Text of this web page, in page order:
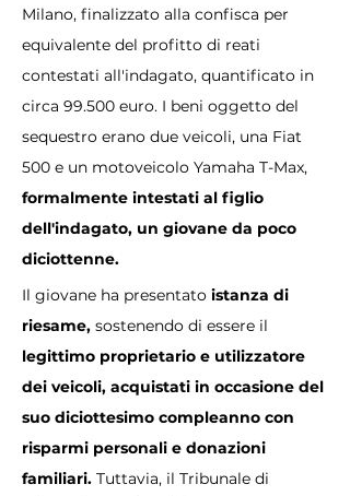
Milano, finalizzato alla confisca per
equivalente del profitto di reati
contestati all'indagato, quantificato in
circa 99.500 euro. I beni oggetto del
sequestro erano due veicoli, una Fiat
500 e un motoveicolo Yamaha T-Max,
formalmente intestati al figlio
dell'indagato, un giovane da poco
diciottenne.
Il giovane ha presentato istanza di
riesame, sostenendo di essere il
legittimo proprietario e utilizzatore
dei veicoli, acquistati in occasione del
suo diciottesimo compleanno con
risparmi personali e donazioni
familiari. Tuttavia, il Tribunale di